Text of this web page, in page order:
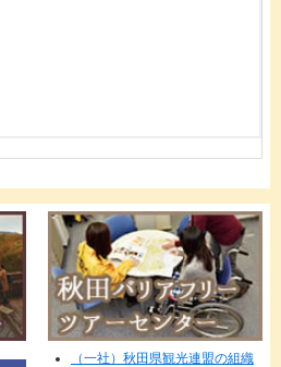
（一社）秋田県観光連盟の組織